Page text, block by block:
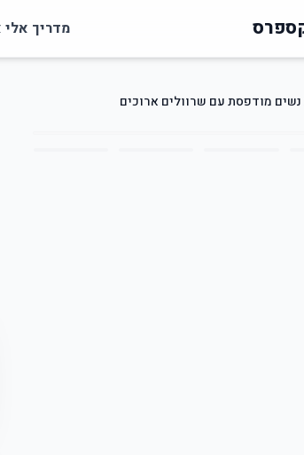
מדריך
מודפסת עם שרוולים ארוכים
1
/
5